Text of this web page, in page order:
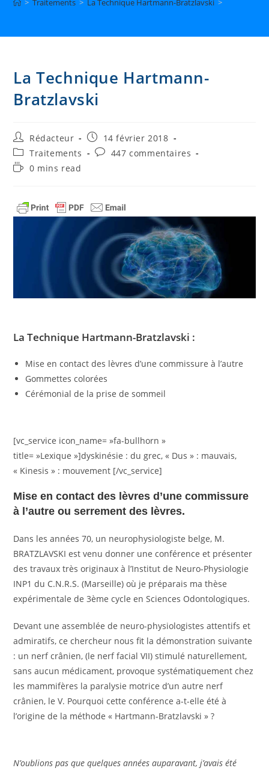
> Traitements > La Technique Hartmann-Bratzlavski >
La Technique Hartmann-
Bratzlavski
Auteur/autrice
de
la
publication :
Rédacteur
Publication
publiée :
14 février 2018
Post
category:
Traitements
Commentaires
447 commentaires
Temps0 mins read
La Technique Hartmann-Bratzlavski :
Mise en contact des lèvres d’une commissure à l’autre
Gommettes colorées
Cérémonial de la prise de sommeil
[vc_service icon_name= »fa-bullhorn »
title= »Lexique »]dyskinésie : du grec, « Dus » : mauvais,
« Kinesis » : mouvement [/vc_service]
Mise en contact des lèvres d’une commissure
à l’autre ou serrement des lèvres.
Dans les années 70, un neurophysiologiste belge, M.
BRATZLAVSKI est venu donner une conférence et présenter
des travaux très originaux à l’Institut de Neuro-Physiologie
INP1 du C.N.R.S. (Marseille) où je préparais ma thèse
expérimentale de 3ème cycle en Sciences Odontologiques.
Devant une assemblée de neuro-physiologistes attentifs et
admiratifs, ce chercheur nous fit la démonstration suivante
: un nerf crânien, (le nerf facial VII) stimulé naturellement,
sans aucun médicament, provoque systématiquement chez
les mammifères la paralysie motrice d’un autre nerf
crânien, le V. Pourquoi cette conférence a-t-elle été à
l’origine de la méthode « Hartmann-Bratzlavski » ?
N’oublions pas que quelques années auparavant, j’avais été